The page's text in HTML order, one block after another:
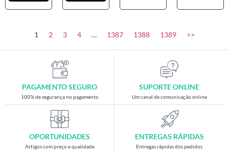
All-in-One
Gaming
Acessórios gaming
Cadeiras gaming
Merchandising
1 2 3 4 … 1387 1388 1389 >>
PAGAMENTO SEGURO
100% de segurança no pagamento
SUPORTE ONLINE
Um canal de comunicação online
OPORTUNIDADES
Artigos com preço e qualidade
ENTREGAS RÁPIDAS
Entregas rápidas dos pedidos